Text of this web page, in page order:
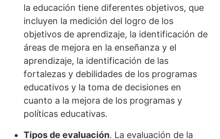
la educación tiene diferentes objetivos, que
incluyen la medición del logro de los
objetivos de aprendizaje, la identificación de
áreas de mejora en la enseñanza y el
aprendizaje, la identificación de las
fortalezas y debilidades de los programas
educativos y la toma de decisiones en
cuanto a la mejora de los programas y
políticas educativas.
Tipos de evaluación. La evaluación de la